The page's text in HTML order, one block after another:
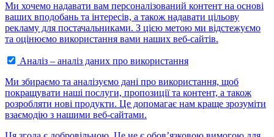
Ми хочемо надавати вам персоналізований контент на основі
ваших вподобань та інтересів, а також надавати цільову
рекламу для постачальниками. З цією метою ми відстежуємо
та оцінюємо використання вами наших веб-сайтів.
Аналіз – аналіз даних про використання
Ми збираємо та аналізуємо дані про використання, щоб
покращувати наші послуги, пропозиції та контент, а також
розробляти нові продукти. Це допомагає нам краще зрозуміти
взаємодію з нашими веб-сайтами.